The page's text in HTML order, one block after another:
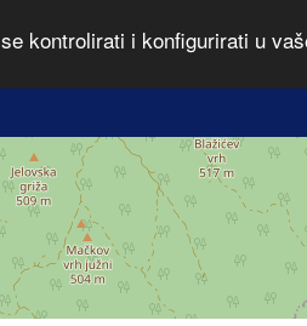
kontrolirati i konfigurirati u